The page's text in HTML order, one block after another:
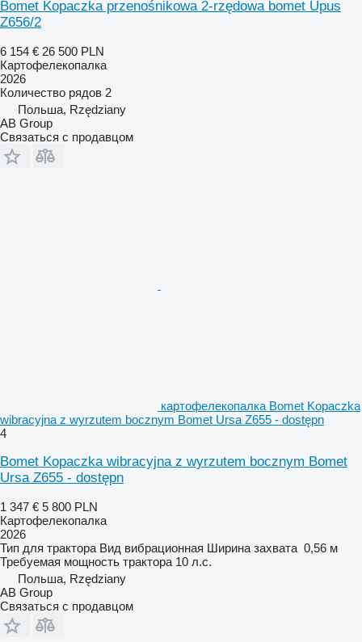
Bomet Kopaczka przenośnikowa 2-rzędowa bomet Upus
Z656/2
6 154 € 26 500 PLN
Картофелекопалка
2026
Количество рядов 2
Польша, Rzędziany
AB Group
Связаться с продавцом
картофелекопалка Bomet Kopaczka
wibracyjna z wyrzutem bocznym Bomet Ursa Z655 - dostępn
4
Bomet Kopaczka wibracyjna z wyrzutem bocznym Bomet
Ursa Z655 - dostępn
1 347 € 5 800 PLN
Картофелекопалка
2026
Тип для трактора Вид вибрационная Ширина захвата 0,56 м
Требуемая мощность трактора 10 л.с.
Польша, Rzędziany
AB Group
Связаться с продавцом